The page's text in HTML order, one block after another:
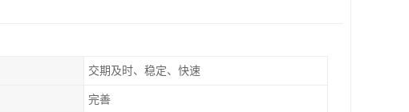
交期及时、稳定、快速
完善